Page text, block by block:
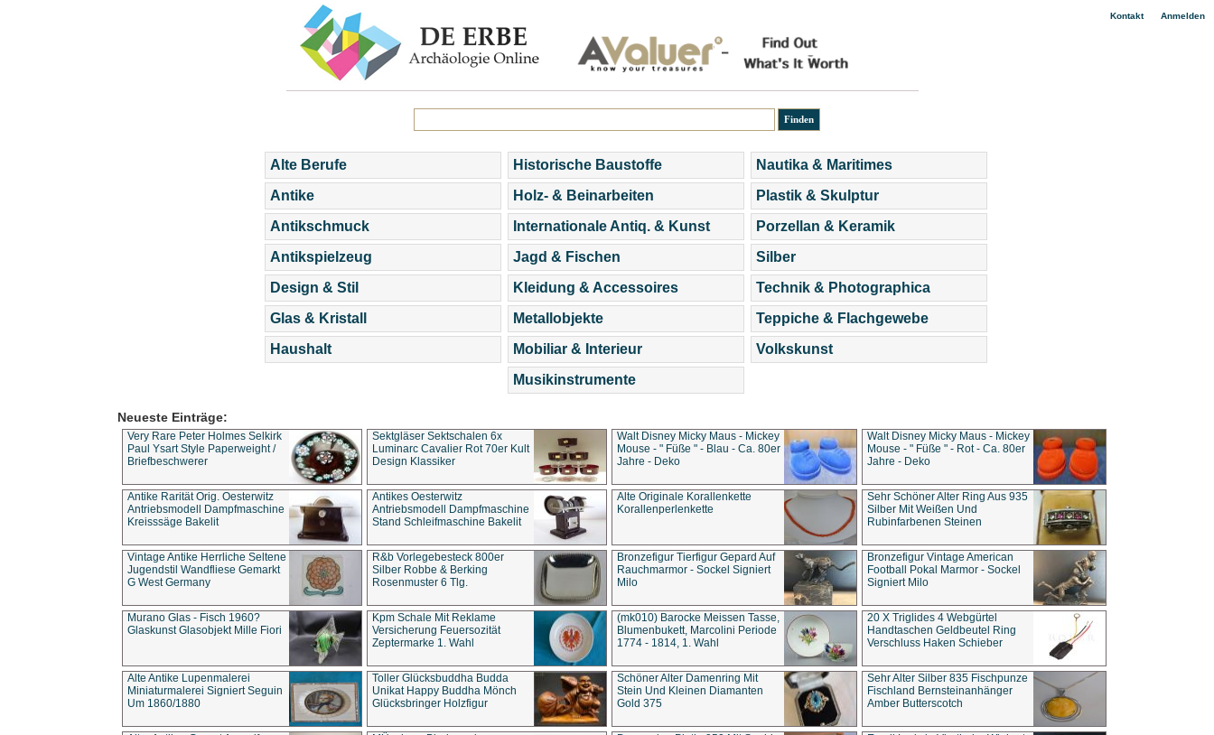
Kontakt| Anmelden
Alte Berufe
Antike
Antikschmuck
Antikspielzeug
Design & Stil
Glas & Kristall
Haushalt
Historische Baustoffe
Holz- & Beinarbeiten
Internationale Antiq. & Kunst
Jagd & Fischen
Kleidung & Accessoires
Metallobjekte
Mobiliar & Interieur
Musikinstrumente
Nautika & Maritimes
Plastik & Skulptur
Porzellan & Keramik
Silber
Technik & Photographica
Teppiche & Flachgewebe
Volkskunst
Neueste Einträge:
Very Rare Peter Holmes Selkirk
Paul Ysart Style Paperweight /
Briefbeschwerer
Sektgläser Sektschalen 6x
Luminarc Cavalier Rot 70er Kult
Design Klassiker
Walt Disney Micky Maus - Mickey
Mouse - " Füße " - Blau - Ca. 80er
Jahre - Deko
Walt Disney Micky Maus - Mickey
Mouse - " Füße " - Rot - Ca. 80er
Jahre - Deko
Antike Rarität Orig. Oesterwitz
Antriebsmodell Dampfmaschine
Kreisssäge Bakelit
Antikes Oesterwitz
Antriebsmodell Dampfmaschine
Stand Schleifmaschine Bakelit
Alte Originale Korallenkette
Korallenperlenkette
Sehr Schöner Alter Ring Aus 935
Silber Mit Weißen Und
Rubinfarbenen Steinen
Vintage Antike Herrliche Seltene
Jugendstil Wandfliese Gemarkt
G West Germany
R&b Vorlegebesteck 800er
Silber Robbe & Berking
Rosenmuster 6 Tlg.
Bronzefigur Tierfigur Gepard Auf
Rauchmarmor - Sockel Signiert
Milo
Bronzefigur Vintage American
Football Pokal Marmor - Sockel
Signiert Milo
Murano Glas - Fisch 1960?
Glaskunst Glasobjekt Mille Fiori
Kpm Schale Mit Reklame
Versicherung Feuersozität
Zeptermarke 1. Wahl
(mk010) Barocke Meissen Tasse,
Blumenbukett, Marcolini Periode
1774 - 1814, 1. Wahl
20 X Triglides 4 Webgürtel
Handtaschen Geldbeutel Ring
Verschluss Haken Schieber
Alte Antike Lupenmalerei
Miniaturmalerei Signiert Seguin
Um 1860/1880
Toller Glücksbuddha Budda
Unikat Happy Buddha Mönch
Glücksbringer Holzfigur
Schöner Alter Damenring Mit
Stein Und Kleinen Diamanten
Gold 375
Sehr Alter Silber 835 Fischpunze
Fischland Bernsteinanhänger
Amber Butterscotch